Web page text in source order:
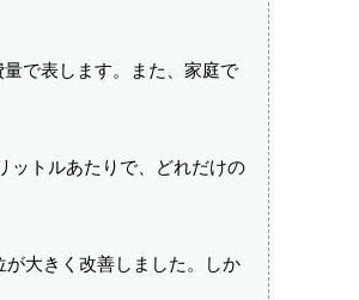
で表します。また、家庭で
ットルあたりで、どれだけの
大きく改善しました。しか